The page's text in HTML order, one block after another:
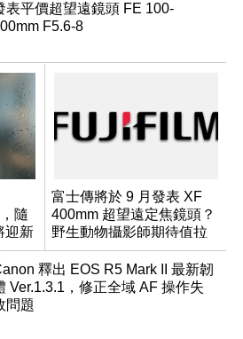
表平價超望遠鏡頭 FE 100-
F5.6-8
隨
迎新
富士傳將於 9 月發表 XF
400mm 超望遠定焦鏡頭？
野生動物攝影師期待值拉
滿
釋出 EOS R5 Mark II 最新韌
Ver.1.3.1，修正全域 AF 操作失
問題